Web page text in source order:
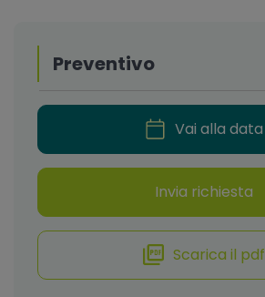
Preventivo
Vai alla data
Invia richiesta
Scarica il pdf